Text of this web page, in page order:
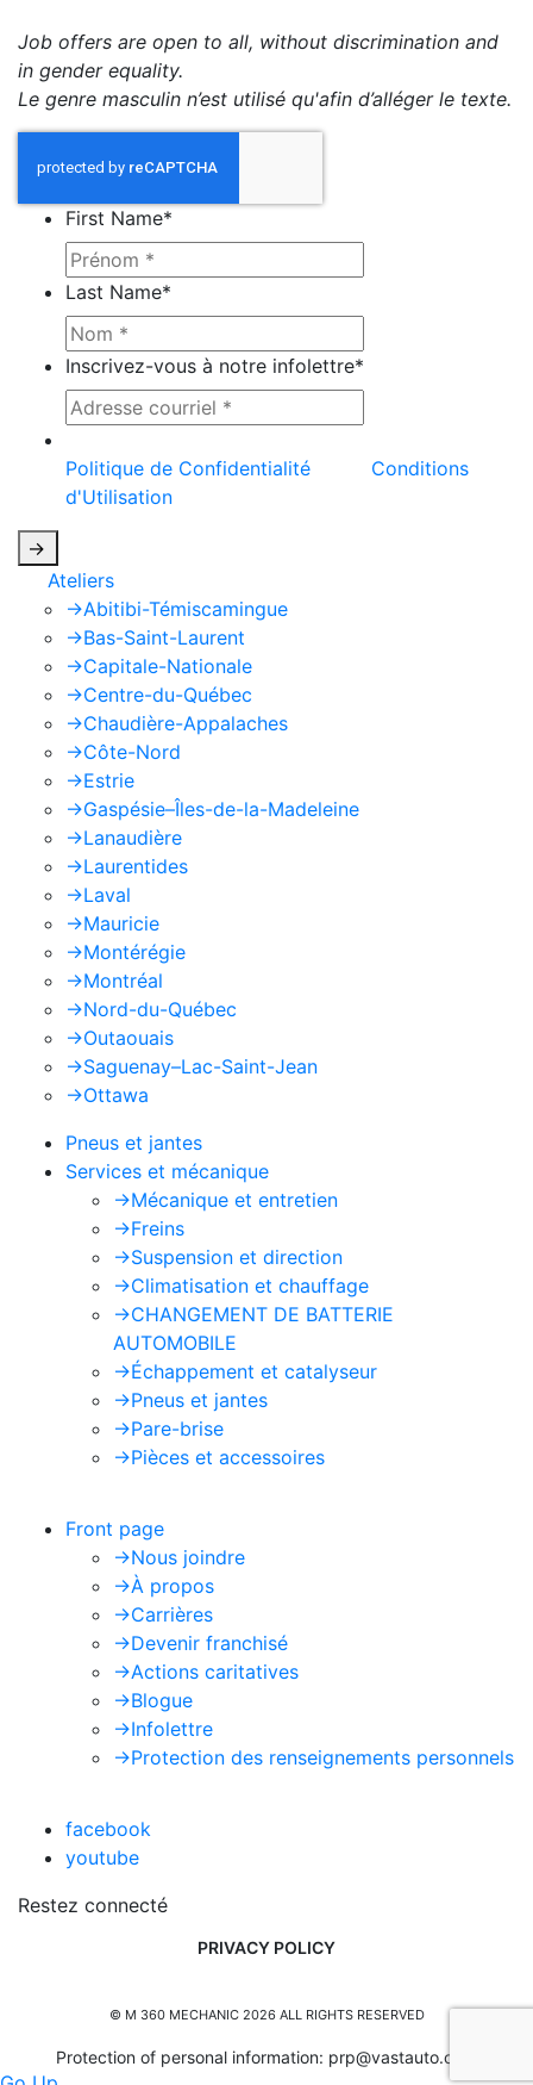
Job offers are open to all, without discrimination and
in gender equality.
Le genre masculin n’est utilisé qu'afin d’alléger le texte.
First Name*
Last Name*
Inscrivez-vous à notre infolettre*
Politique de Confidentialité
Conditions
d'Utilisation
->
Ateliers
->Abitibi-Témiscamingue
->Bas-Saint-Laurent
->Capitale-Nationale
->Centre-du-Québec
->Chaudière-Appalaches
->Côte-Nord
->Estrie
->Gaspésie–Îles-de-la-Madeleine
->Lanaudière
->Laurentides
->Laval
->Mauricie
->Montérégie
->Montréal
->Nord-du-Québec
->Outaouais
->Saguenay–Lac-Saint-Jean
->Ottawa
Pneus et jantes
Services et mécanique
->Mécanique et entretien
->Freins
->Suspension et direction
->Climatisation et chauffage
->CHANGEMENT DE BATTERIE
AUTOMOBILE
->Échappement et catalyseur
->Pneus et jantes
->Pare-brise
->Pièces et accessoires
Front page
->Nous joindre
->À propos
->Carrières
->Devenir franchisé
->Actions caritatives
->Blogue
->Infolettre
->Protection des renseignements personnels
facebook
youtube
Restez connecté
PRIVACY POLICY
© M 360 MECHANIC 2026 ALL RIGHTS RESERVED
Protection of personal information: prp@vastauto.com